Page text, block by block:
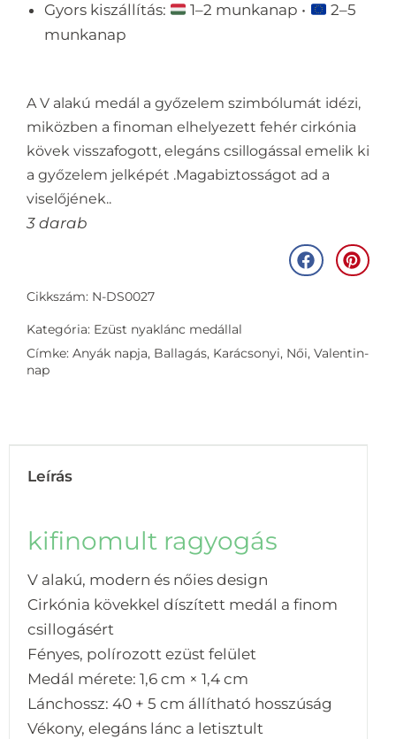
Gyors kiszállítás:
1–2 munkanap •
2–5
munkanap
A V alakú medál a győzelem szimbólumát idézi,
miközben a finoman elhelyezett fehér cirkónia
kövek visszafogott, elegáns csillogással emelik ki
a győzelem jelképét .Magabiztosságot ad a
viselőjének..
3 darab
Cikkszám: N-DS0027
Kategória: Ezüst nyaklánc medállal
Címke: Anyák napja, Ballagás, Karácsonyi, Női, Valentin-
nap
Leírás
kifinomult ragyogás
V alakú, modern és nőies design
Cirkónia kövekkel díszített medál a finom
csillogásért
Fényes, polírozott ezüst felület
Medál mérete: 1,6 cm × 1,4 cm
Lánchossz: 40 + 5 cm állítható hosszúság
Vékony, elegáns lánc a letisztult